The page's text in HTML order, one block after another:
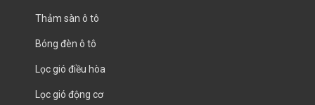
Thảm sàn ô tô
Bóng đèn ô tô
Lọc gió điều hòa
Lọc gió động cơ